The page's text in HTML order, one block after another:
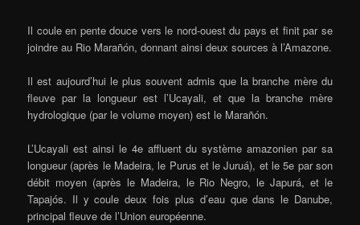
Il coule en pente douce vers le nord-ouest du pays et finit par se
joindre au Rio Marañón, donnant ainsi deux sources à l’Amazone.
Il est aujourd’hui le plus souvent admis que la branche mère du
fleuve par la longueur est l’Ucayali, et que la branche mère
hydrologique (par le volume moyen) est le Marañón.
L’Ucayali est ainsi le 4e affluent du système amazonien par sa
longueur (après le Madeira, le Purus et le Juruá), et le 5e par son
débit moyen (après le Madeira, le Rio Negro, le Japurá, et le
Tapajós. Il y coule deux fois plus d’eau que dans le Danube,
principal fleuve de l’Union européenne.